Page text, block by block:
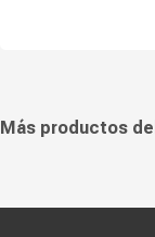
Más productos